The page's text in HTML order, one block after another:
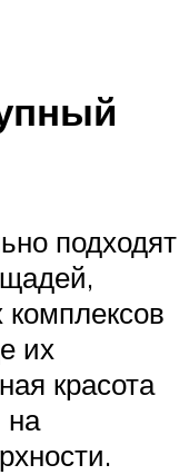
подходят
их
красота
на